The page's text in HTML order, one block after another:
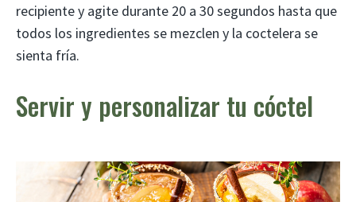
recipiente y agite durante 20 a 30 segundos hasta que
todos los ingredientes se mezclen y la coctelera se
sienta fría.
Servir y personalizar tu cóctel